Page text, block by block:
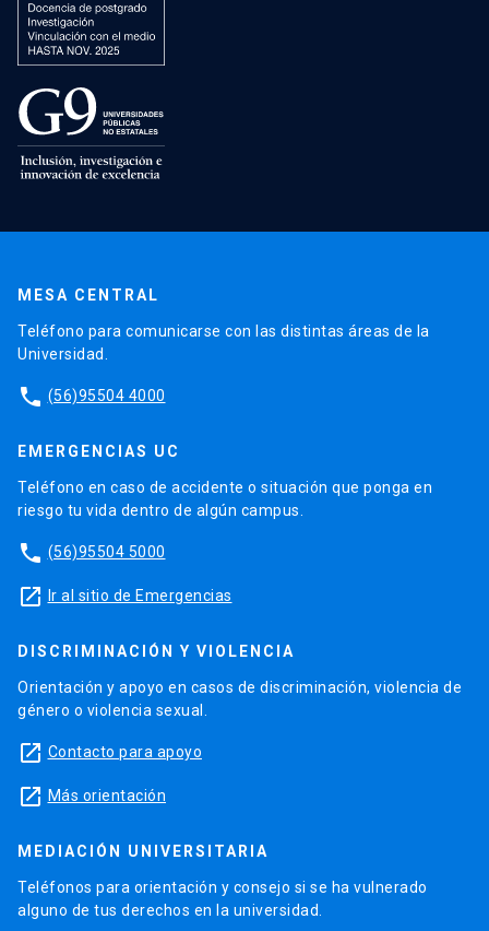
MESA CENTRAL
Teléfono para comunicarse con las distintas áreas de la
Universidad.
phone (56)95504 4000
EMERGENCIAS UC
Teléfono en caso de accidente o situación que ponga en
riesgo tu vida dentro de algún campus.
phone (56)95504 5000
launch Ir al sitio de Emergencias
DISCRIMINACIÓN Y VIOLENCIA
Orientación y apoyo en casos de discriminación, violencia de
género o violencia sexual.
launch Contacto para apoyo
launch Más orientación
MEDIACIÓN UNIVERSITARIA
Teléfonos para orientación y consejo si se ha vulnerado
alguno de tus derechos en la universidad.